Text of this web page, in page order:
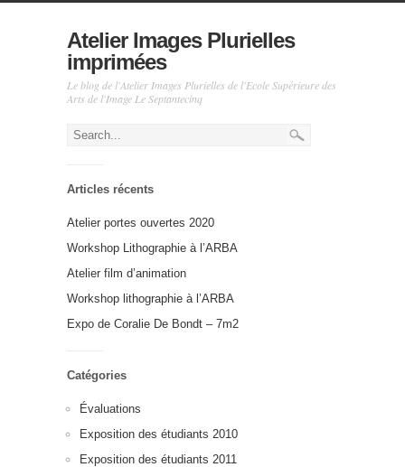
Atelier Images Plurielles
imprimées
Le blog de l'Atelier Images Plurielles de l'Ecole Supérieure des
Arts de l'Image Le Septantecinq
Articles récents
Atelier portes ouvertes 2020
Workshop Lithographie à l’ARBA
Atelier film d’animation
Workshop lithographie à l’ARBA
Expo de Coralie De Bondt – 7m2
Catégories
Évaluations
Exposition des étudiants 2010
Exposition des étudiants 2011